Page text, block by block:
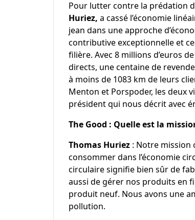
Pour lutter contre la prédation
Huriez, a cassé l’économie
jean dans une approche
contributive exceptionnelle et
filière. Avec 8 millions d’euros
directs, une centaine de
à moins de 1083 km de leurs
Menton et Porspoder, les deux
président qui nous décrit avec
The Good : Quelle est la
Thomas Huriez : Notre mission
consommer dans l’économie
circulaire signifie bien sûr de
aussi de gérer nos produits en
produit neuf. Nous avons une
pollution.